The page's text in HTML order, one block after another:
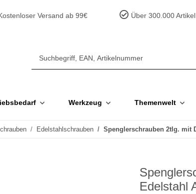
Versand ab 99€ Über 300.000 Artikel
Werkzeug Themenwelt
Edelstahlschrauben Spenglerschrauben 2tlg. mit
Edelstahl